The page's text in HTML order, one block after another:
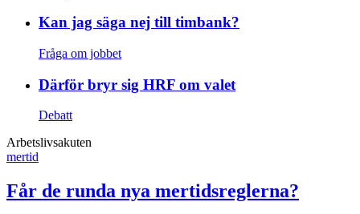
Kan jag säga nej till timbank?
Fråga om jobbet
Därför bryr sig HRF om valet
Debatt
Arbetslivsakuten
mertid
Får de runda nya mertidsreglerna?